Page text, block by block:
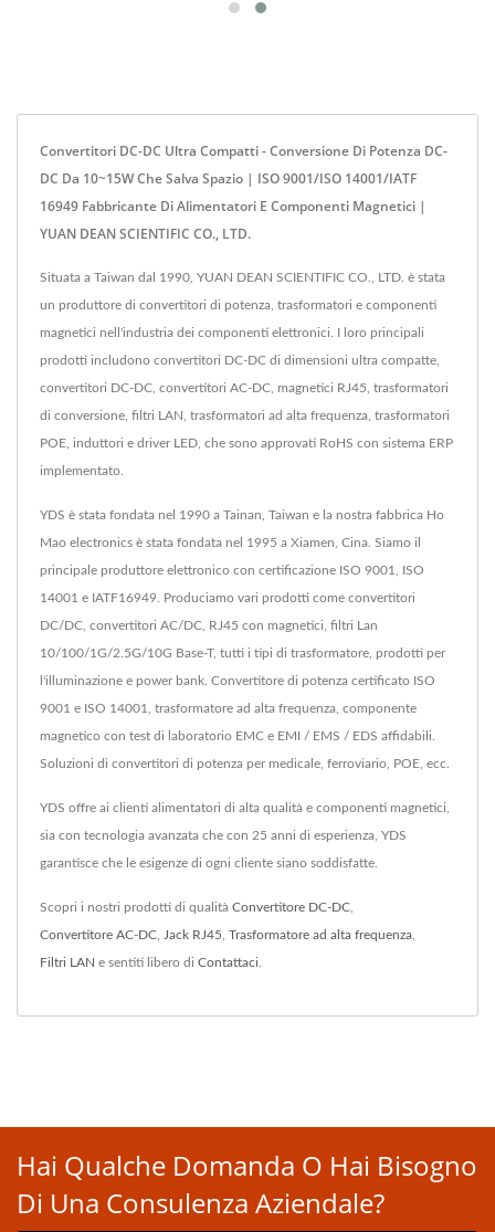
Convertitori DC-DC Ultra Compatti - Conversione Di Potenza DC-
DC Da 10~15W Che Salva Spazio | ISO 9001/ISO 14001/IATF
16949 Fabbricante Di Alimentatori E Componenti Magnetici |
YUAN DEAN SCIENTIFIC CO., LTD.
Situata a Taiwan dal 1990, YUAN DEAN SCIENTIFIC CO., LTD. è stata
un produttore di convertitori di potenza, trasformatori e componenti
magnetici nell'industria dei componenti elettronici. I loro principali
prodotti includono convertitori DC-DC di dimensioni ultra compatte,
convertitori DC-DC, convertitori AC-DC, magnetici RJ45, trasformatori
di conversione, filtri LAN, trasformatori ad alta frequenza, trasformatori
POE, induttori e driver LED, che sono approvati RoHS con sistema ERP
implementato.
YDS è stata fondata nel 1990 a Tainan, Taiwan e la nostra fabbrica Ho
Mao electronics è stata fondata nel 1995 a Xiamen, Cina. Siamo il
principale produttore elettronico con certificazione ISO 9001, ISO
14001 e IATF16949. Produciamo vari prodotti come convertitori
DC/DC, convertitori AC/DC, RJ45 con magnetici, filtri Lan
10/100/1G/2.5G/10G Base-T, tutti i tipi di trasformatore, prodotti per
l'illuminazione e power bank. Convertitore di potenza certificato ISO
9001 e ISO 14001, trasformatore ad alta frequenza, componente
magnetico con test di laboratorio EMC e EMI / EMS / EDS affidabili.
Soluzioni di convertitori di potenza per medicale, ferroviario, POE, ecc.
YDS offre ai clienti alimentatori di alta qualità e componenti magnetici,
sia con tecnologia avanzata che con 25 anni di esperienza, YDS
garantisce che le esigenze di ogni cliente siano soddisfatte.
Scopri i nostri prodotti di qualità Convertitore DC-DC
Convertitore AC-DC Jack RJ45 Trasformatore ad alta frequenza
Filtri LAN e sentiti libero di Contattaci
Hai Qualche Domanda O Hai Bisogno
Di Una Consulenza Aziendale?